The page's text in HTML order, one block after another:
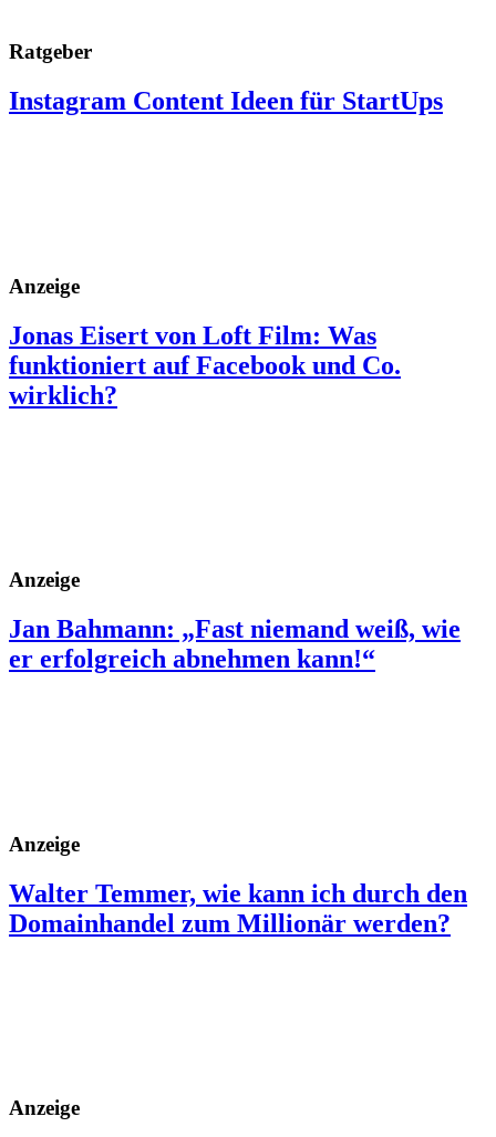
Ratgeber
Instagram Content Ideen für StartUps
Anzeige
Jonas Eisert von Loft Film: Was
funktioniert auf Facebook und Co.
wirklich?
Anzeige
Jan Bahmann: „Fast niemand weiß, wie
er erfolgreich abnehmen kann!“
Anzeige
Walter Temmer, wie kann ich durch den
Domainhandel zum Millionär werden?
Anzeige